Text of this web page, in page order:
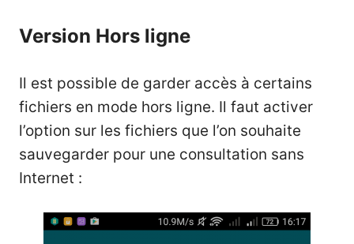
Version Hors ligne
Il est possible de garder accès à certains
fichiers en mode hors ligne. Il faut activer
l’option sur les fichiers que l’on souhaite
sauvegarder pour une consultation sans
Internet :